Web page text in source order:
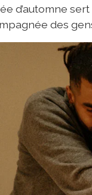
d’automne
des